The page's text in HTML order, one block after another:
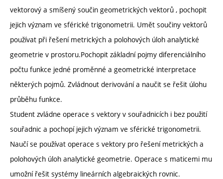
vektorový a smíšený součin geometrických vektorů , pochopit
jejich význam ve sférické trigonometrii. Umět součiny vektorů
používat při řešení metrických a polohových úloh analytické
geometrie v prostoru.Pochopit základní pojmy diferenciálního
počtu funkce jedné proměnné a geometrické interpretace
některých pojmů. Zvládnout derivování a naučit se řešit úlohu
průběhu funkce.
Student zvládne operace s vektory v souřadnicích i bez použití
souřadnic a pochopí jejich význam ve sférické trigonometrii.
Naučí se používat operace s vektory pro řešení metrických a
polohových úloh analytické geometrie. Operace s maticemi mu
umožní řešit systémy lineárních algebraických rovnic.